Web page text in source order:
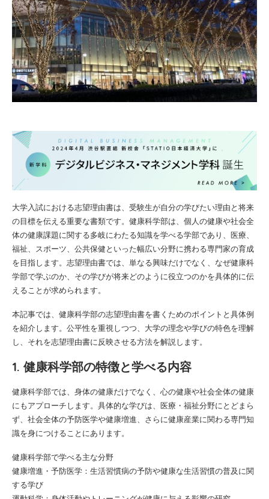
大学入試における志望理由書は、受験生が自分の学びたい理由と将来
の目標を伝える重要な書類です。健康科学部は、個人の健康や社会全
体の健康課題に関する多岐にわたる知識を学べる学部であり、医療、
福祉、スポーツ、公共保健といった幅広い分野に携わる専門家の育成
を目指します。志望理由書では、単なる興味だけでなく、なぜ健康科
学部で学ぶのか、その学びが将来どのように役立つのかを具体的に伝
えることが求められます。
本記事では、健康科学部の志望理由書を書くためのポイントと具体例
を紹介します。公平性を重視しつつ、大学の理念や学びの特色を理解
し、それを志望理由書に反映させる方法を解説します。
1. 健康科学部の特徴と学べる内容
健康科学部では、身体の健康だけでなく、心の健康や社会全体の健康
にもアプローチします。具体的な学びは、医療・福祉分野にとどまら
ず、社会全体の予防医学や健康増進、さらに健康産業に関わる専門知
識を身につけることにあります。
健康科学部で学べる主な分野
健康増進・予防医学：生活習慣病の予防や健康な生活習慣の普及に関
する学び